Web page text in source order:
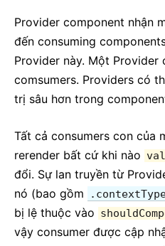
Provider component nhận
đến consuming
Provider này. Một Provider
comsumers. Providers có
trị sâu hơn trong
Tất cả consumers con của
rerender bất cứ khi nào
đổi. Sự lan truyền từ
nó (bao gồm
bị lệ thuộc vào
vậy consumer được cập